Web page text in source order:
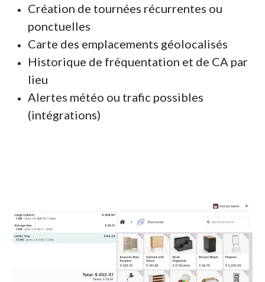
Création de tournées récurrentes ou
ponctuelles
Carte des emplacements géolocalisés
Historique de fréquentation et de CA par
lieu
Alertes météo ou trafic possibles
(intégrations)